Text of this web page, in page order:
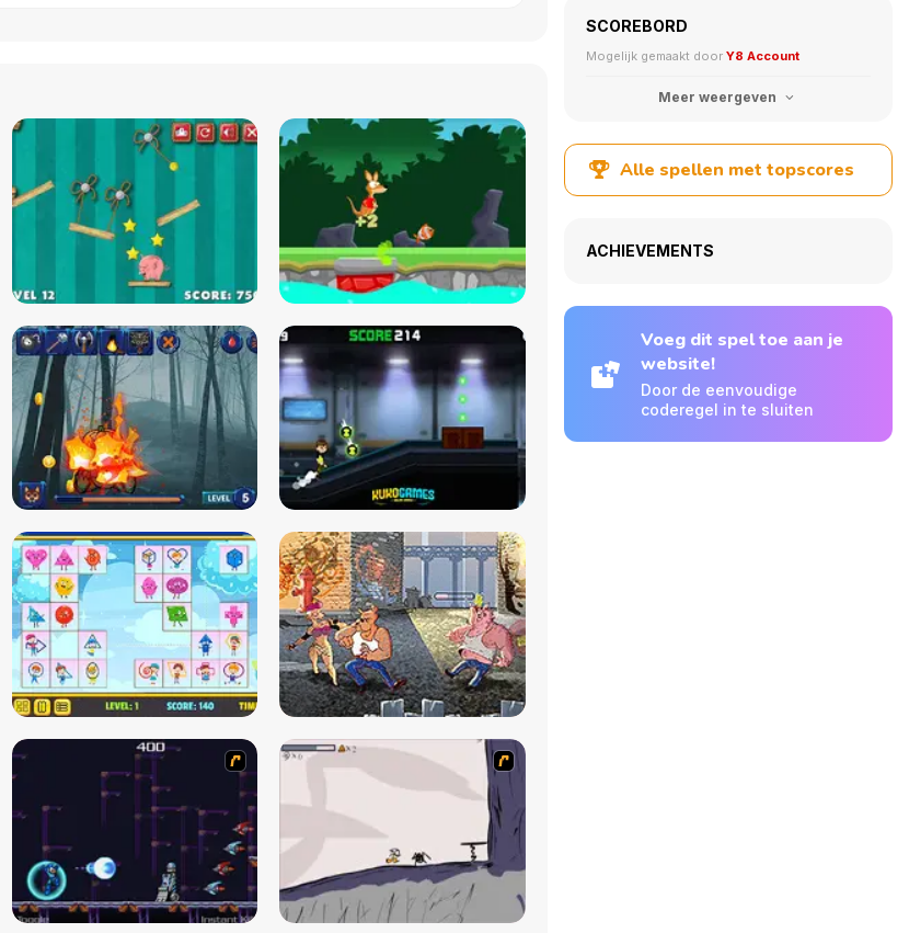
SCOREBORD
Mogelijk gemaakt door Y8 Account
Meer weergeven
Alle spellen met topscores
ACHIEVEMENTS
Voeg dit spel toe aan je
website!
Door de eenvoudige
coderegel in te sluiten